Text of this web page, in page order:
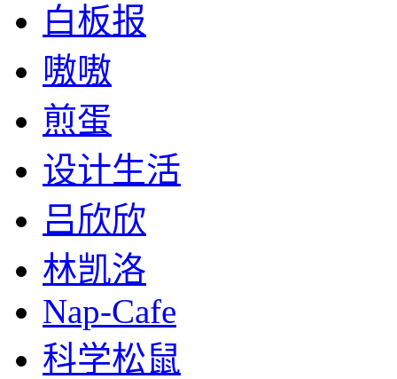
白板报
嗷嗷
煎蛋
设计生活
吕欣欣
林凯洛
Nap-Cafe
科学松鼠